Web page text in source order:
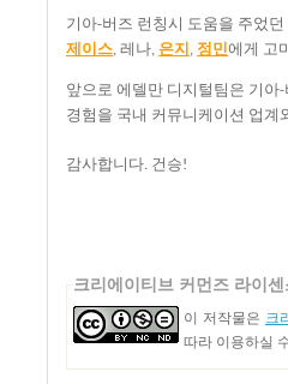
기아-버즈 런칭시 도움을 주었던
제이스, 레나, 은지 , 정민 에게 고
앞으로 에델만 디지털팀은 기아-
경험을 국내 커뮤니케이션 업계
감사합니다. 건승!
크리에이티브 커먼즈 라이센
이 저작물은 크
따라 이용하실